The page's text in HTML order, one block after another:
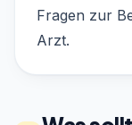
Fragen zur
Arzt.